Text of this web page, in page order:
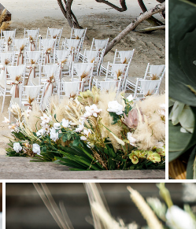
Сочетание теплого
лазури океана